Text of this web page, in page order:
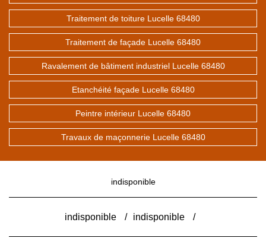
Traitement de toiture Lucelle 68480
Traitement de façade Lucelle 68480
Ravalement de bâtiment industriel Lucelle 68480
Etanchéité façade Lucelle 68480
Peintre intérieur Lucelle 68480
Travaux de maçonnerie Lucelle 68480
indisponible
indisponible / indisponible /